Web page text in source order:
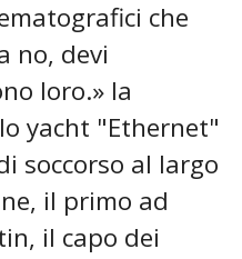
che
no, devi
loro.» la
yacht "Ethernet"
soccorso al largo
il primo ad
il capo dei